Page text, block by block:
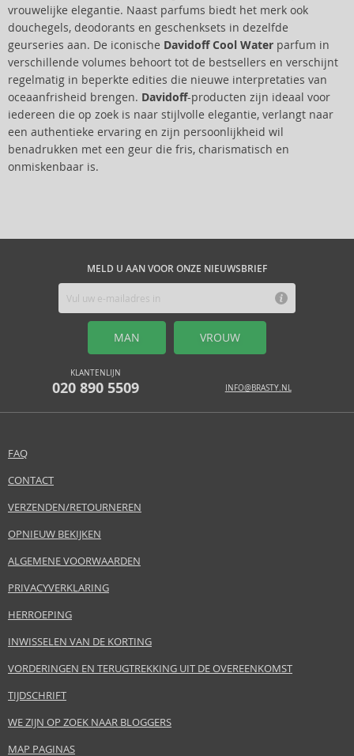
vrouwelijke elegantie. Naast parfums biedt het merk ook
douchegels, deodorants en geschenksets in dezelfde
geurseries aan. De iconische Davidoff Cool Water parfum in
verschillende volumes behoort tot de bestsellers en verschijnt
regelmatig in beperkte edities die nieuwe interpretaties van
oceaanfrisheid brengen. Davidoff-producten zijn ideaal voor
iedereen die op zoek is naar stijlvolle elegantie, verlangt naar
een authentieke ervaring en zijn persoonlijkheid wil
benadrukken met een geur die fris, charismatisch en
onmiskenbaar is.
MELD U AAN VOOR ONZE NIEUWSBRIEF
MAN VROUW
KLANTENLIJN
020 890 5509 INFO@BRASTY.NL
FAQ
CONTACT
VERZENDEN/RETOURNEREN
OPNIEUW BEKIJKEN
ALGEMENE VOORWAARDEN
PRIVACYVERKLARING
HERROEPING
INWISSELEN VAN DE KORTING
VORDERINGEN EN TERUGTREKKING UIT DE OVEREENKOMST
TIJDSCHRIFT
WE ZIJN OP ZOEK NAAR BLOGGERS
MAP PAGINAS